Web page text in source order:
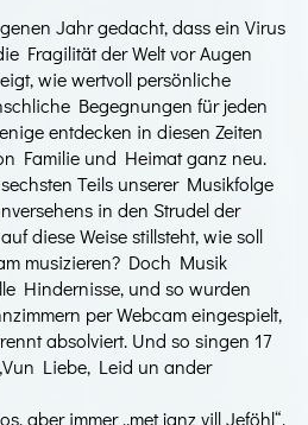
Jahr gedacht, dass ein Virus
Fragilität der Welt vor Augen
wie wertvoll persönliche
Begegnungen für jeden
entdecken in diesen Zeiten
Familie und Heimat ganz neu.
Teils unserer Musikfolge
in den Strudel der
diese Weise stillsteht, wie soll
musizieren? Doch Musik
Hindernisse, und so wurden
per Webcam eingespielt,
absolviert. Und so singen 17
Liebe, Leid un ander
aber immer „met janz vill Jeföhl“.